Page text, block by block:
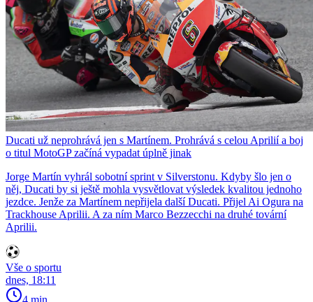
Ducati už neprohrává jen s Martínem. Prohrává s celou Aprilií a boj
o titul MotoGP začíná vypadat úplně jinak
Jorge Martín vyhrál sobotní sprint v Silverstonu. Kdyby šlo jen o
něj, Ducati by si ještě mohla vysvětlovat výsledek kvalitou jednoho
jezdce. Jenže za Martínem nepřijela další Ducati. Přijel Ai Ogura na
Trackhouse Aprilii. A za ním Marco Bezzecchi na druhé tovární
Aprilii.
Vše o sportu
dnes, 18:11
4 min